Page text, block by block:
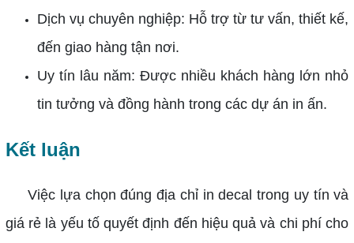
Dịch vụ chuyên nghiệp: Hỗ trợ từ tư vấn, thiết kế,
đến giao hàng tận nơi.
Uy tín lâu năm: Được nhiều khách hàng lớn nhỏ
tin tưởng và đồng hành trong các dự án in ấn.
Kết luận
Việc lựa chọn đúng địa chỉ in decal trong uy tín và
giá rẻ là yếu tố quyết định đến hiệu quả và chi phí cho